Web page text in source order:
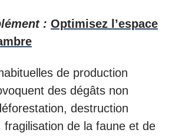
: Optimisez l’espace
de production
des dégâts non
destruction
fragilisation de la faune et de